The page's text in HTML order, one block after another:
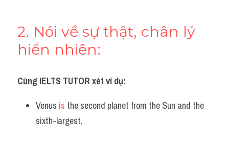
2. Nói về sự thật, chân lý
hiển nhiên:
Cùng IELTS TUTOR xét ví dụ:
Venus is the second planet from the Sun and the
sixth-largest.